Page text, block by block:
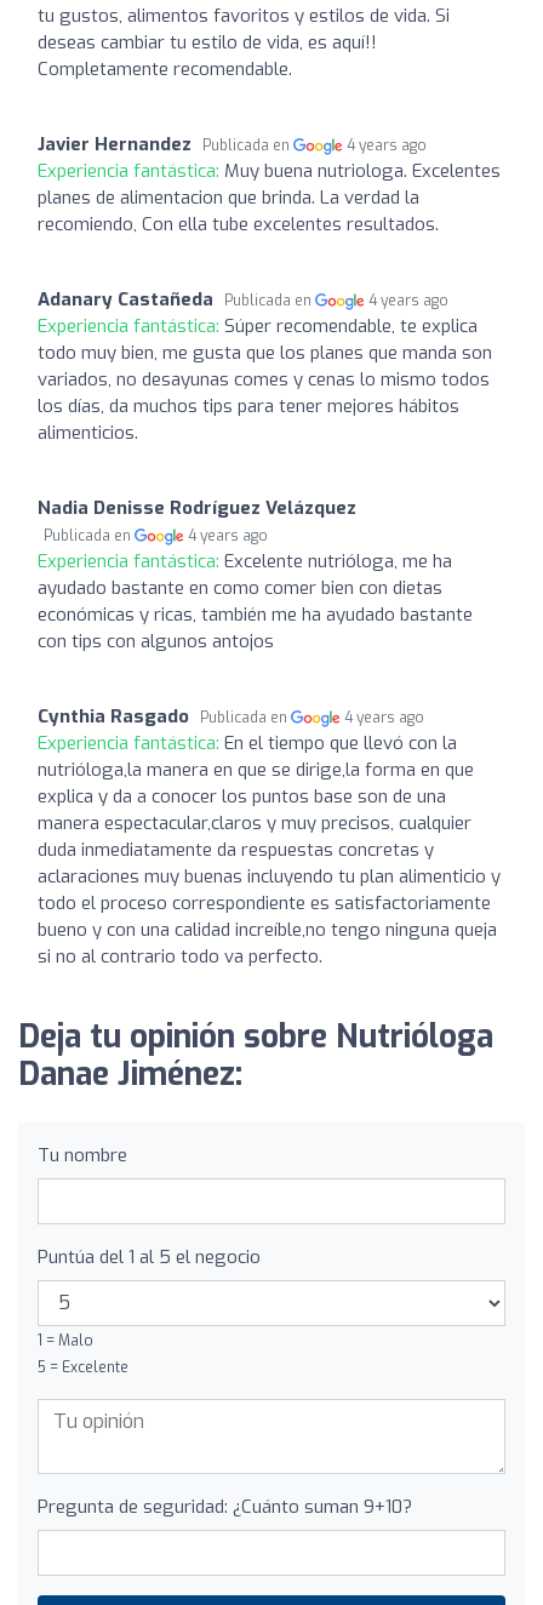
tu gustos, alimentos favoritos y estilos de vida. Si
deseas cambiar tu estilo de vida, es aquí!!
Completamente recomendable.
Javier Hernandez Publicada en 4 years ago
Experiencia fantástica: Muy buena nutriologa. Excelentes
planes de alimentacion que brinda. La verdad la
recomiendo, Con ella tube excelentes resultados.
Adanary Castañeda Publicada en 4 years ago
Experiencia fantástica: Súper recomendable, te explica
todo muy bien, me gusta que los planes que manda son
variados, no desayunas comes y cenas lo mismo todos
los días, da muchos tips para tener mejores hábitos
alimenticios.
Nadia Denisse Rodríguez Velázquez
Publicada en 4 years ago
Experiencia fantástica: Excelente nutrióloga, me ha
ayudado bastante en como comer bien con dietas
económicas y ricas, también me ha ayudado bastante
con tips con algunos antojos
Cynthia Rasgado Publicada en 4 years ago
Experiencia fantástica: En el tiempo que llevó con la
nutrióloga,la manera en que se dirige,la forma en que
explica y da a conocer los puntos base son de una
manera espectacular,claros y muy precisos, cualquier
duda inmediatamente da respuestas concretas y
aclaraciones muy buenas incluyendo tu plan alimenticio y
todo el proceso correspondiente es satisfactoriamente
bueno y con una calidad increíble,no tengo ninguna queja
si no al contrario todo va perfecto.
Deja tu opinión sobre Nutrióloga
Danae Jiménez:
Tu nombre
Puntúa del 1 al 5 el negocio
1 = Malo
5 = Excelente
Pregunta de seguridad: ¿Cuánto suman 9+10?